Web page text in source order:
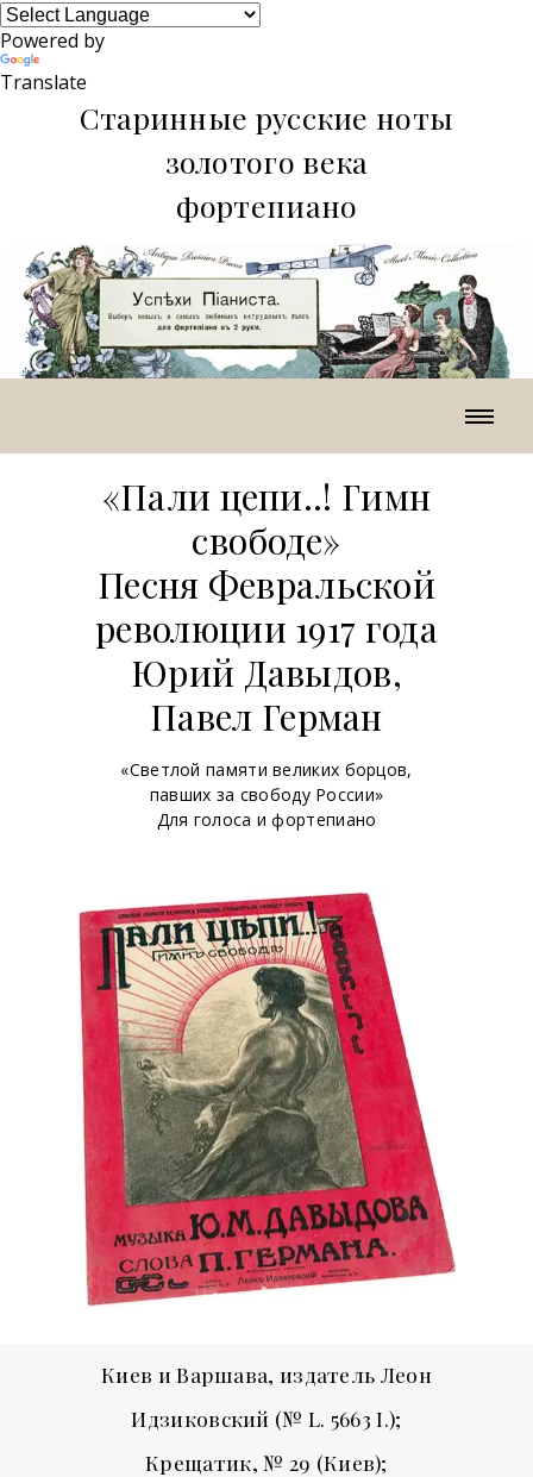
Powered by
Translate
Старинные русские ноты
золотого века
фортепиано
«Пали цепи..! Гимн
свободе»
Песня Февральской
революции 1917 года
Юрий Давыдов,
Павел Герман
«Светлой памяти великих борцов,
павших за свободу России»
Для голоса и фортепиано
Киев и Варшава, издатель Леон
Идзиковский (№ L. 5663 I.);
Крещатик, № 29 (Киев);